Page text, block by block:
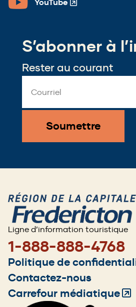
window)
window)
YouTube
(Opens
newS’abonner à
Rester au courant
Address
*
Ligne d’information touristique
1-888-888-4768
Footer
menu
Politique de
Contactez-nous
Carrefour médiatique